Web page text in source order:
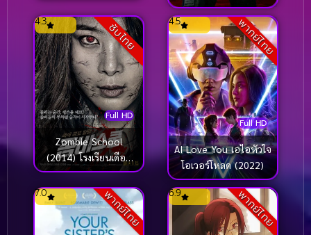
ซับไทย
Full HD
4.3
Zombie School
(2014) โรงเรียนเดือด
ซอมบี้ดุ
พากย์ไทย
Full HD
4.5
AI Love You เอไอหัวใจ
โอเวอร์โหลด (2022)
พากย์ไทย
7.0 พากย์ไทย
6.9